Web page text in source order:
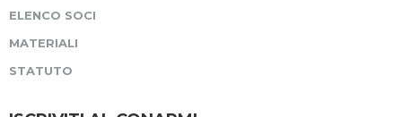
ELENCO SOCI
MATERIALI
STATUTO